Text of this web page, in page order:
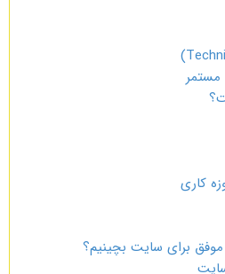
مستمر
کاری
برای سایت بچینیم؟